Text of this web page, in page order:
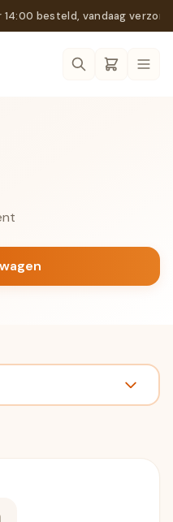
14:00 besteld, vandaag